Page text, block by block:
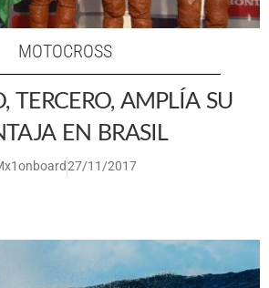
MOTOCROSS
TERCERO, AMPLÍA SU
EN BRASIL
27/11/2017